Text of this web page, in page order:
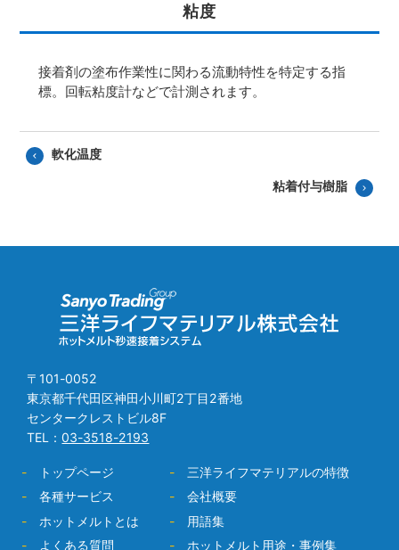
粘度
接着剤の塗布作業性に関わる流動特性を特定する指
標。回転粘度計などで計測されます。
軟化温度
粘着付与樹脂
〒101-0052
東京都千代田区神田小川町2丁目2番地
センタークレストビル8F
TEL：03-3518-2193
- トップページ -
三洋ライフマテリアルの特徴
-
各種サービス -
会社概要
-
ホットメルトとは -
用語集
-
よくある質問 - ホットメルト用途・事例集